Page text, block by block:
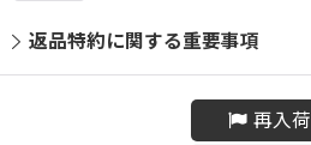
返品特約に関する重要事項
再入荷